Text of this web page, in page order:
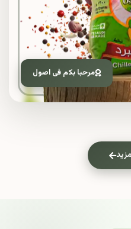
مرحبا بكم فى اصول